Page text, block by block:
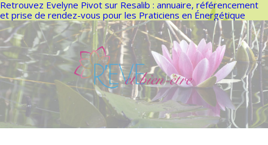
Retrouvez Evelyne Pivot sur Resalib : annuaire, référencement
et prise de rendez-vous pour les Praticiens en Énergétique